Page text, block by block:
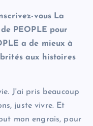
vous La
PEOPLE pour
a de mieux à
aux histoires
J'ai pris beaucoup
juste vivre. Et
mon engrais, pour